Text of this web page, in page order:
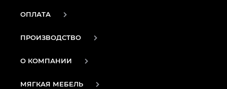
ОПЛАТА
ПРОИЗВОДСТВО
О КОМПАНИИ
МЯГКАЯ МЕБЕЛЬ